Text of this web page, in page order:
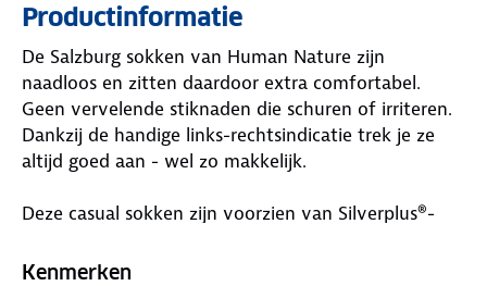
Productinformatie
De Salzburg sokken van Human Nature zijn
naadloos en zitten daardoor extra comfortabel.
Geen vervelende stiknaden die schuren of irriteren.
Dankzij de handige links-rechtsindicatie trek je ze
altijd goed aan - wel zo makkelijk.
Deze casual sokken zijn voorzien van Silverplus®-
houdt je voeten fris, ook tijdens lange dagen. Een
Kenmerken